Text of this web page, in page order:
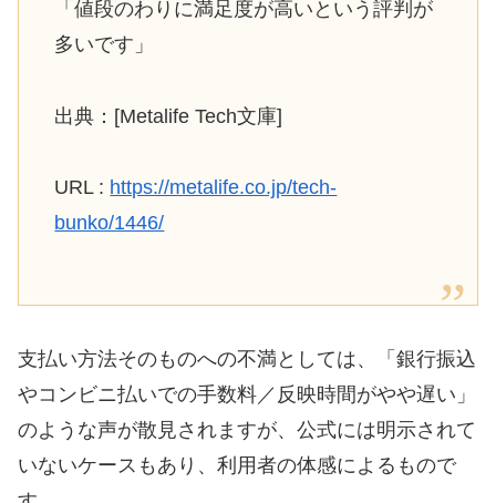
「値段のわりに満足度が高いという評判が
多いです」
出典：[Metalife Tech文庫]
URL : https://metalife.co.jp/tech-
bunko/1446/
支払い方法そのものへの不満としては、「銀行振込
やコンビニ払いでの手数料／反映時間がやや遅い」
のような声が散見されますが、公式には明示されて
いないケースもあり、利用者の体感によるもので